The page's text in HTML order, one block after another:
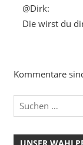
@Dirk:
Die wirst du
Kommentare